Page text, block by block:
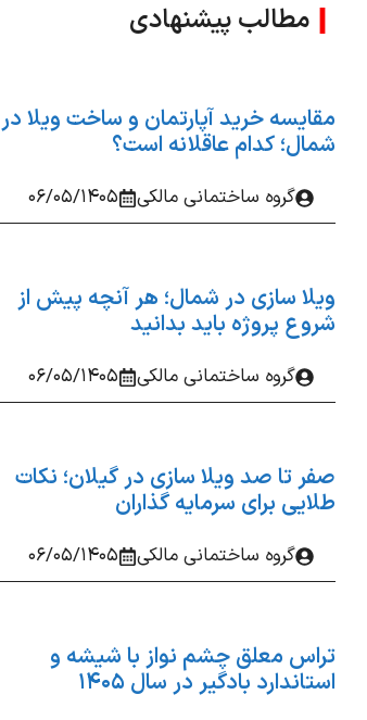
مطالب پیشنهادی
مقایسه خرید آپارتمان و ساخت ویلا در
شمال؛ کدام عاقلانه‌ است؟
06/05/1405 گروه ساختمانی مالکی
ویلا سازی در شمال؛ هر آنچه پیش از
شروع پروژه باید بدانید
06/05/1405 گروه ساختمانی مالکی
صفر تا صد ویلا سازی در گیلان؛ نکات
طلایی برای سرمایه‌ گذاران
06/05/1405 گروه ساختمانی مالکی
تراس معلق چشم‌ نواز با شیشه و
استاندارد بادگیر در سال 1405